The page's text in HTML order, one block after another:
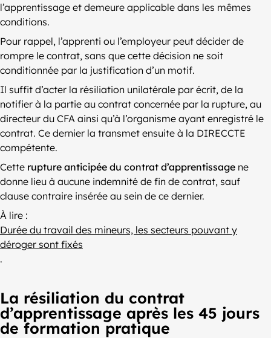
l’apprentissage et demeure applicable dans les mêmes
conditions.
Pour rappel, l’apprenti ou l’employeur peut décider de
rompre le contrat, sans que cette décision ne soit
conditionnée par la justification d’un motif.
Il suffit d’acter la résiliation unilatérale par écrit, de la
notifier à la partie au contrat concernée par la rupture, au
directeur du CFA ainsi qu’à l’organisme ayant enregistré le
contrat. Ce dernier la transmet ensuite à la DIRECCTE
compétente.
Cette rupture anticipée du contrat d’apprentissage ne
donne lieu à aucune indemnité de fin de contrat, sauf
clause contraire insérée au sein de ce dernier.
À lire :
Durée du travail des mineurs, les secteurs pouvant y
déroger sont fixés
.
La résiliation du contrat
d’apprentissage après les 45 jours
de formation pratique